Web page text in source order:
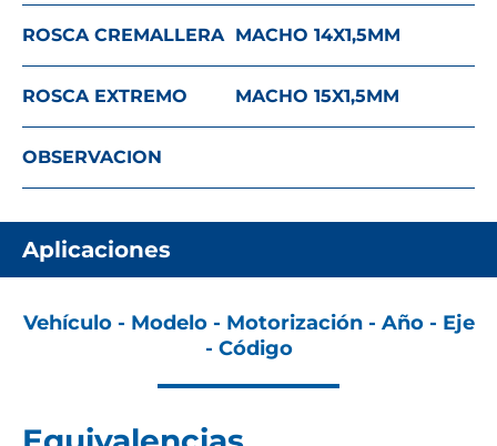
ROSCA CREMALLERA MACHO 14X1,5MM
ROSCA EXTREMO MACHO 15X1,5MM
OBSERVACION
Aplicaciones
Vehículo - Modelo - Motorización - Año - Eje
- Código